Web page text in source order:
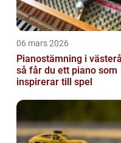
06 mars 2026
Pianostämning i
så får du ett piano som
inspirerar till spel